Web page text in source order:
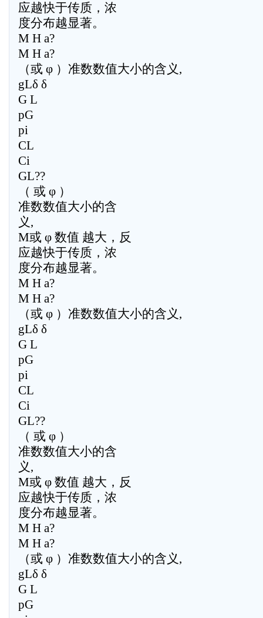
应越快于传质，浓
度分布越显著。
M H a?
M H a?
（或 φ ）准数数值大小的含义,
gLδ δ
G L
pG
pi
CL
Ci
GL??
（ 或 φ ）
准数数值大小的含
义,
M或 φ 数值 越大，反
应越快于传质，浓
度分布越显著。
M H a?
M H a?
（或 φ ）准数数值大小的含义,
gLδ δ
G L
pG
pi
CL
Ci
GL??
（ 或 φ ）
准数数值大小的含
义,
M或 φ 数值 越大，反
应越快于传质，浓
度分布越显著。
M H a?
M H a?
（或 φ ）准数数值大小的含义,
gLδ δ
G L
pG